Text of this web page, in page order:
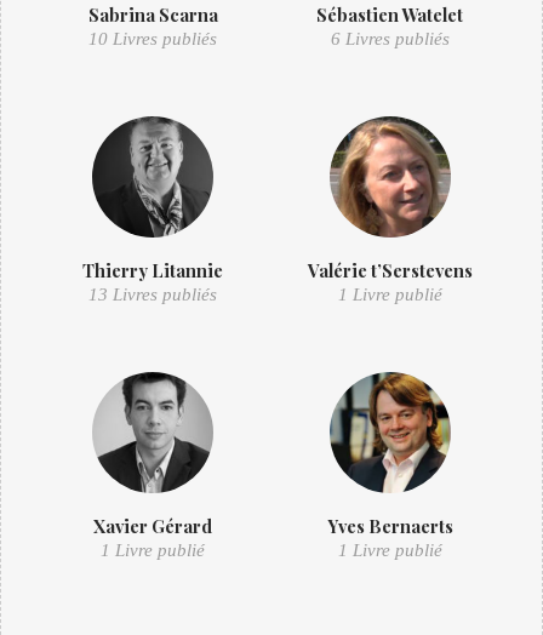
Sabrina Scarna
10 Livres publiés
Sébastien Watelet
6 Livres publiés
Thierry Litannie
13 Livres publiés
Valérie t’Serstevens
1 Livre publié
Xavier Gérard
1 Livre publié
Yves Bernaerts
1 Livre publié